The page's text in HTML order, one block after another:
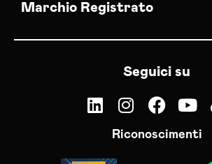
Marchio Registrato
Seguici su
Riconoscimenti